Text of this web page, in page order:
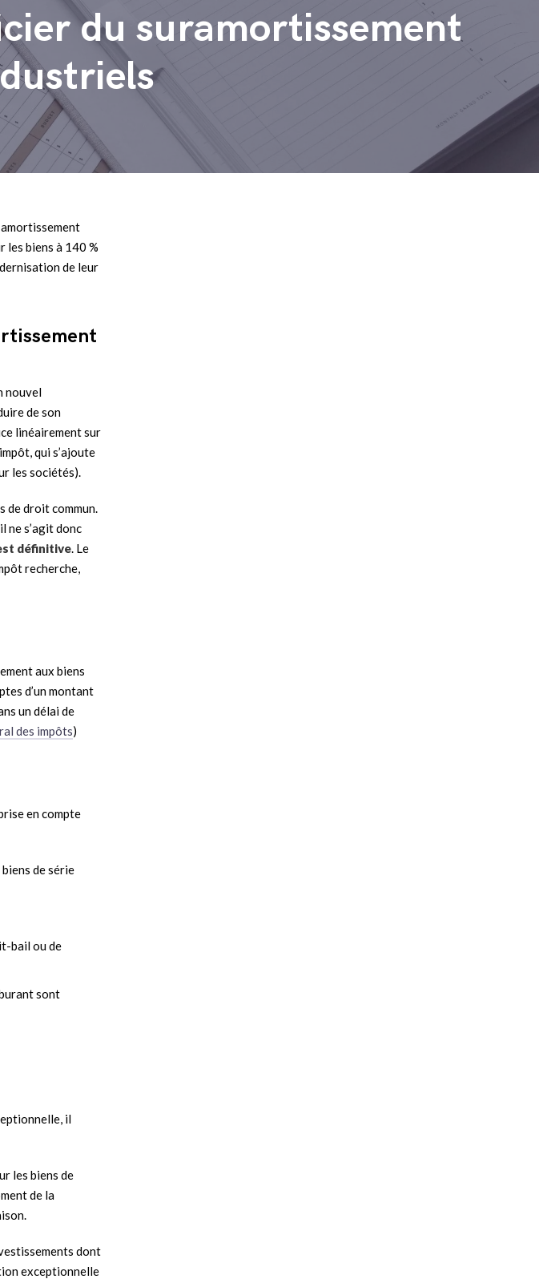
du suramortissement
les biens à 140 %
de leur
nouvel
de son
linéairement sur
qui s’ajoute
les sociétés).
de droit commun.
ne s’agit donc
définitive. Le
recherche,
aux biens
d’un montant
un délai de
des impôts)
en compte
de série
bail ou de
sont
il
les biens de
de la
dont
exceptionnelle